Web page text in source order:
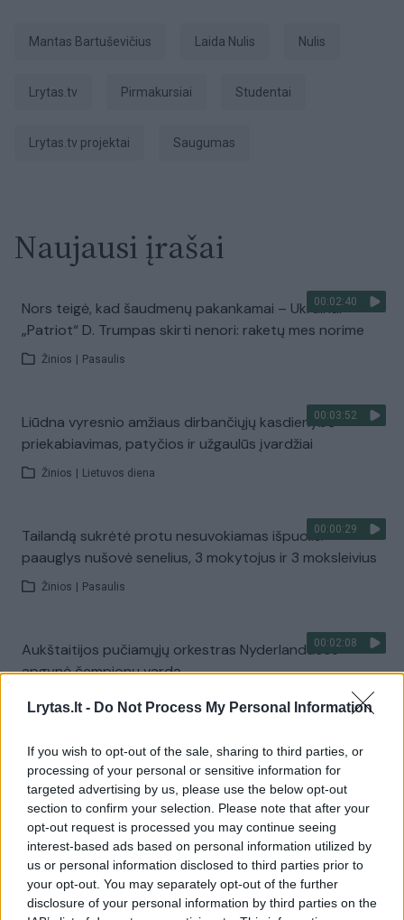
Lrytas.lt - Do Not Process My Personal Information
If you wish to opt-out of the sale, sharing to third parties, or
processing of your personal or sensitive information for
targeted advertising by us, please use the below opt-out
section to confirm your selection. Please note that after your
opt-out request is processed you may continue seeing
interest-based ads based on personal information utilized by
us or personal information disclosed to third parties prior to
your opt-out. You may separately opt-out of the further
disclosure of your personal information by third parties on the
Mantas Bartuševičius Laida Nulis Nulis
Lrytas.tv pirmakursiai studentai
Lrytas.tv projektai Saugumas
Naujausi įrašai
00:02:40
Nors teigė, kad šaudmenų pakankamai – Ukrainai
„Patriot“ D. Trumpas skirti nenori: raketų mes norime
Žinios Pasaulis
00:03:52
Liūdna vyresnio amžiaus dirbančiųjų kasdienybė –
priekabiavimas, patyčios ir užgaulūs įvardžiai
Žinios Lietuvos diena
00:00:29
Tailandą sukrėtė protu nesuvokiamas išpuolis:
paauglys nušovė senelius, 3 mokytojus ir 3 moksleivius
Žinios Pasaulis
00:02:08
Aukštaitijos pučiamųjų orkestras Nyderlanduose
apgynė čempionų vardą
Žinios | Lietuvos diena
Visi įrašai
Žiūrimiausi įrašai
00:00:30
Vaizdai iš tragiškos avarijos Vilniaus r.: dviejų moterų ir